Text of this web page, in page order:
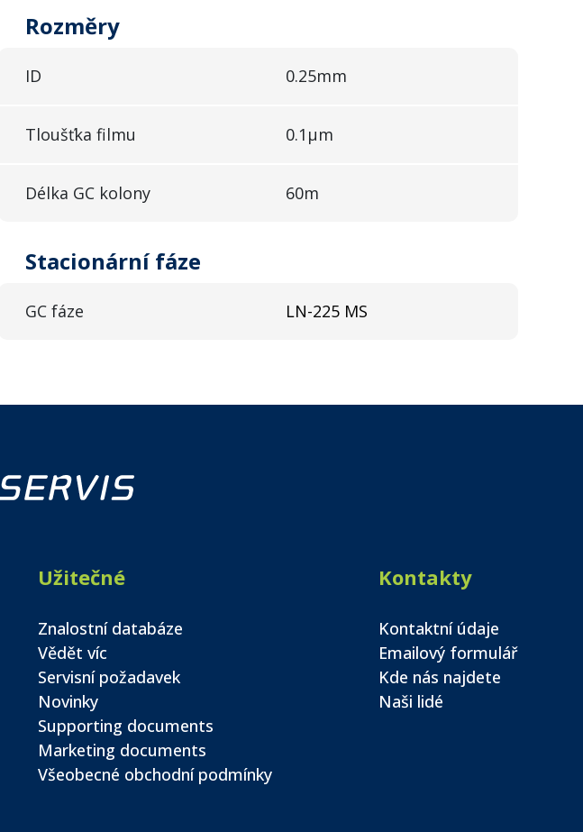
Rozměry
ID 0.25mm
Tloušťka filmu 0.1µm
Délka GC kolony 60m
Stacionární fáze
GC fáze LN-225 MS
Užitečné
Znalostní databáze
Vědět víc
Servisní požadavek
Novinky
Supporting documents
Marketing documents
Všeobecné obchodní podmínky
Kontakty
Kontaktní údaje
Emailový formulář
Kde nás najdete
Naši lidé